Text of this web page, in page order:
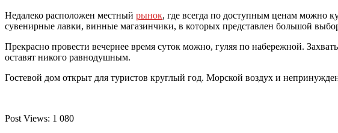
Недалеко расположен местный рынок, где всегда по доступным ценам можно
сувенирные лавки, винные магазинчики, в которых представлен большой
Прекрасно провести вечернее время суток можно, гуляя по набережной.
оставят никого равнодушным.
Гостевой дом открыт для туристов круглый год. Морской воздух и
Post Views: 1 080